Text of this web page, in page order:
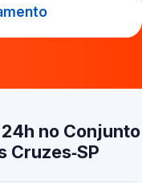
no Conjunto
Cruzes‑SP